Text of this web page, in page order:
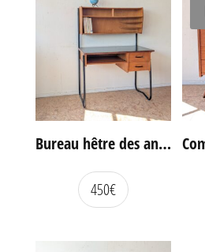
Bureau hêtre des années 60
450€